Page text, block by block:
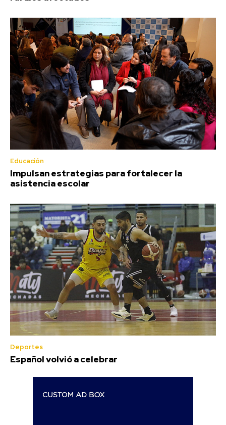
Educación
Impulsan estrategias para fortalecer la
asistencia escolar
Deportes
Español volvió a celebrar